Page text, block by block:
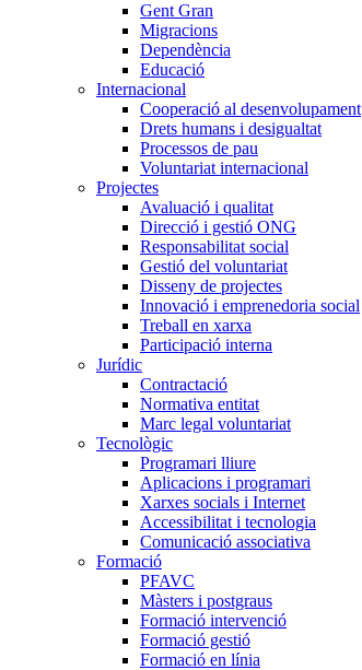
Gent Gran
Migracions
Dependència
Educació
Internacional
Cooperació al desenvolupament
Drets humans i desigualtat
Processos de pau
Voluntariat internacional
Projectes
Avaluació i qualitat
Direcció i gestió ONG
Responsabilitat social
Gestió del voluntariat
Disseny de projectes
Innovació i emprenedoria social
Treball en xarxa
Participació interna
Jurídic
Contractació
Normativa entitat
Marc legal voluntariat
Tecnològic
Programari lliure
Aplicacions i programari
Xarxes socials i Internet
Accessibilitat i tecnologia
Comunicació associativa
Formació
PFAVC
Màsters i postgraus
Formació intervenció
Formació gestió
Formació en línia